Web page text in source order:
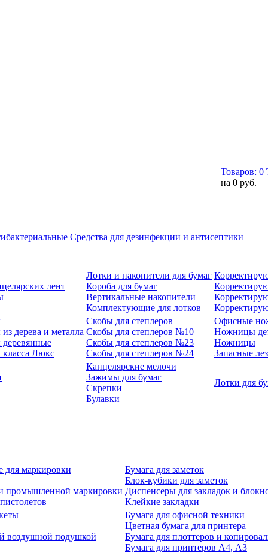
Товаров: 0
на 0 руб.
Средства для дезинфекции и антисептики
лент
Лотки и накопители для бумаг
Короба для бумаг
Вертикальные накопители
Комплектующие для лотков
дерева и металла
Люкс
Скобы для степлеров
Скобы для степлеров №10
Скобы для степлеров №23
Скобы для степлеров №24
Офисные
Ножницы
Ножницы
Запасные
Канцелярские мелочи
Зажимы для бумаг
Скрепки
Булавки
Лотки для
для маркировки
промышленной маркировки
Бумага для заметок
Блок-кубики для заметок
Диспенсеры для закладок и
Клейкие закладки
воздушной подушкой
Бумага для офисной техники
Цветная бумага для принтера
Бумага для плоттеров и
Бумага для принтеров А4, А3